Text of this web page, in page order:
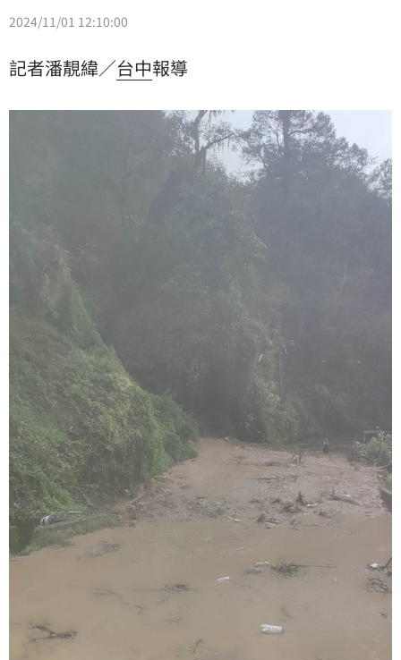
2024/11/01 12:10:00
記者潘靚緯／台中報導